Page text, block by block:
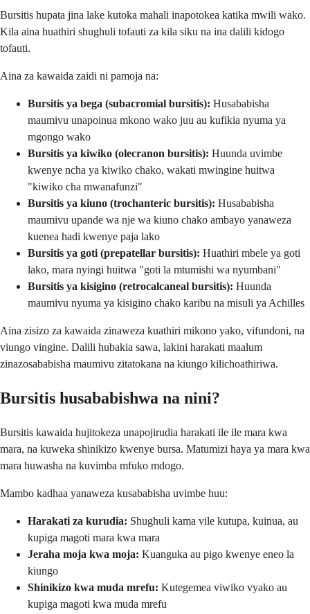
Bursitis hupata jina lake kutoka mahali inapotokea katika mwili wako.
Kila aina huathiri shughuli tofauti za kila siku na ina dalili kidogo
tofauti.
Aina za kawaida zaidi ni pamoja na:
Bursitis ya bega (subacromial bursitis): Husababisha
maumivu unapoinua mkono wako juu au kufikia nyuma ya
mgongo wako
Bursitis ya kiwiko (olecranon bursitis): Huunda uvimbe
kwenye ncha ya kiwiko chako, wakati mwingine huitwa
"kiwiko cha mwanafunzi"
Bursitis ya kiuno (trochanteric bursitis): Husababisha
maumivu upande wa nje wa kiuno chako ambayo yanaweza
kuenea hadi kwenye paja lako
Bursitis ya goti (prepatellar bursitis): Huathiri mbele ya goti
lako, mara nyingi huitwa "goti la mtumishi wa nyumbani"
Bursitis ya kisigino (retrocalcaneal bursitis): Huunda
maumivu nyuma ya kisigino chako karibu na misuli ya Achilles
Aina zisizo za kawaida zinaweza kuathiri mikono yako, vifundoni, na
viungo vingine. Dalili hubakia sawa, lakini harakati maalum
zinazosababisha maumivu zitatokana na kiungo kilichoathiriwa.
Bursitis husababishwa na nini?
Bursitis kawaida hujitokeza unapojirudia harakati ile ile mara kwa
mara, na kuweka shinikizo kwenye bursa. Matumizi haya ya mara kwa
mara huwasha na kuvimba mfuko mdogo.
Mambo kadhaa yanaweza kusababisha uvimbe huu:
Harakati za kurudia: Shughuli kama vile kutupa, kuinua, au
kupiga magoti mara kwa mara
Jeraha moja kwa moja: Kuanguka au pigo kwenye eneo la
kiungo
Shinikizo kwa muda mrefu: Kutegemea viwiko vyako au
kupiga magoti kwa muda mrefu